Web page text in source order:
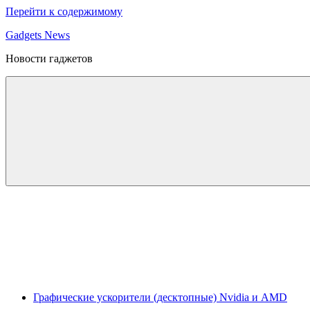
Перейти к содержимому
Gadgets News
Новости гаджетов
Графические ускорители (десктопные) Nvidia и AMD